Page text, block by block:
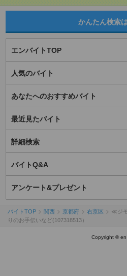
かんたん検索
エンバイトTOP
人気のバイト
あなたへのおすすめバイト
最近見たバイト
詳細検索
バイトQ&A
アンケート&プレゼント
バイトTOP 関西 京都府 右京区
≪ジ
りのお手伝いなど(107318513）
Copyright © en